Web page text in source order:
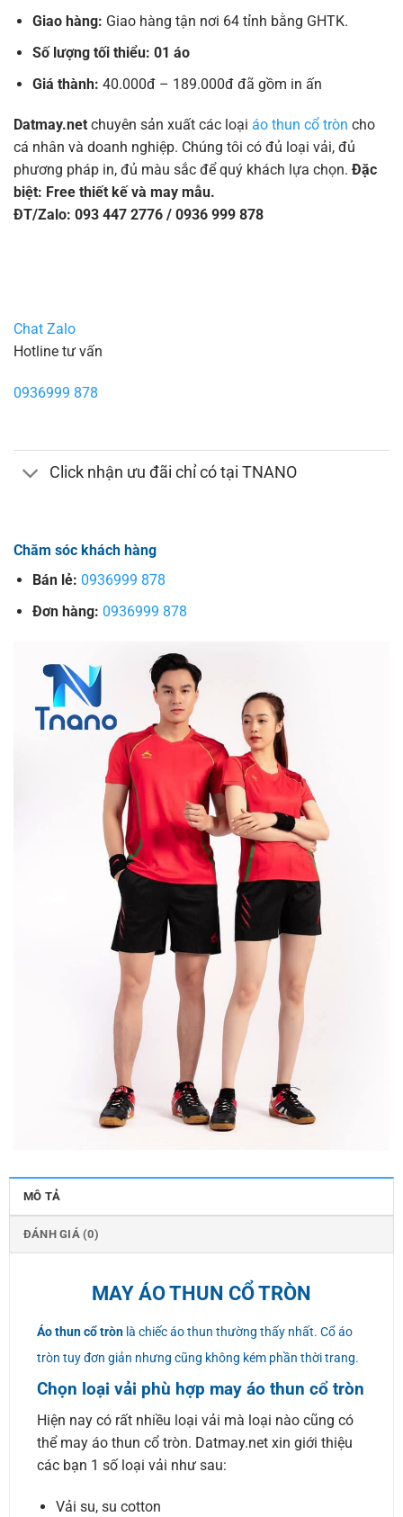
Giao hàng: Giao hàng tận nơi 64 tỉnh bằng GHTK.
Số lượng tối thiểu: 01 áo
Giá thành: 40.000đ – 189.000đ đã gồm in ấn
Datmay.net chuyên sản xuất các loại áo thun cổ tròn cho
cá nhân và doanh nghiệp. Chúng tôi có đủ loại vải, đủ
phương pháp in, đủ màu sắc để quý khách lựa chọn. Đặc
biệt: Free thiết kế và may mẫu.
ĐT/Zalo: 093 447 2776 / 0936 999 878
Chat Zalo
Hotline tư vấn
0936999 878
Click nhận ưu đãi chỉ có tại TNANO
Chăm sóc khách hàng
Bán lẻ: 0936999 878
Đơn hàng: 0936999 878
MÔ TẢ
ĐÁNH GIÁ (0)
MAY ÁO THUN CỔ TRÒN
Áo thun cổ trònlà chiếc áo thun thường thấy nhất. Cổ áo
tròn tuy đơn giản nhưng cũng không kém phần thời trang.
Chọn loại vải phù hợp may áo thun cổ tròn
Hiện nay có rất nhiều loại vải mà loại nào cũng có
thể may áo thun cổ tròn. Datmay.net xin giới thiệu
các bạn 1 số loại vải như sau:
Vải su, su cotton